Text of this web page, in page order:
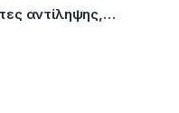
αντίληψης,…